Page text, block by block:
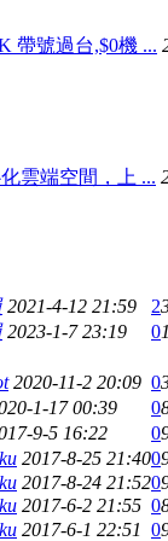
帶號過台,$0機 ...
雲端空間，上 ...
2021-4-12 21:59 2
2023-1-7 23:19 0
2020-11-2 20:09 0
1-17 00:39 0
9-5 16:22 0
2017-8-25 21:400
2017-8-24 21:520
2017-6-2 21:55 0
2017-6-1 22:51 0